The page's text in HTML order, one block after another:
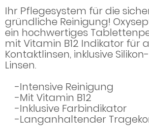
Ihr Pflegesystem für die
gründliche Reinigung!
ein hochwertiges
mit Vitamin B12 Indikator für
Kontaktlinsen, inklusive
Linsen.
-Intensive Reinigung
-Mit Vitamin B12
-Inklusive Farbindikator
-Langanhaltender